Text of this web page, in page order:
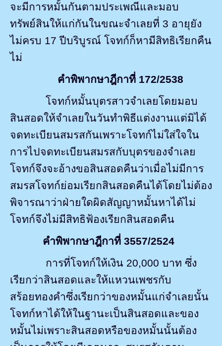
จะมีการหมั้นกันตามประเพณีและมอบ
ทรัพย์สินให้แก่กันในขณะจำเลยที่ 3 อายุยัง
ไม่ครบ 17ปีบริบูรณ์ โจทก์ก็หามีสิทธิเรียกคืน
ไม่
คำพิพากษาฎีกาที่ 172/2538
โจทก์หมั้นบุตรสาวจำเลยโดยมอบ
สินสอดให้จำเลยในวันทำพิธีแต่งงานแต่มิได้
จดทะเบียนสมรสกันเพราะโจทก์ไม่ใส่ใจใน
การไปจดทะเบียนสมรสกับบุตรของจำเลย
โจทก์จึงจะอ้างขอสินสอดคืนว่าเมื่อไม่มีการ
สมรสโจทก์ย่อมเรียกสินสอดคืนได้โดยไม่ต้อง
พิจารณาว่าฝ่ายใดผิดสัญญาหมั้นหาได้ไม่
โจทก์จึงไม่มีสิทธิฟ้องเรียกสินสอดคืน
คำพิพากษาฎีกาที่ 3557/2524
การที่โจทก์ให้เงิน 20,000 บาท ซึ่ง
เรียกว่าสินสอดและให้แหวนเพชรกับ
สร้อยทองคำซึ่งเรียกว่าของหมั้นแก่จำเลยนั้น
โจทก์หาได้ให้ในฐานะเป็นสินสอดและของ
หมั้นไม่เพราะสินสอดหรือของหมั้นนั้นต้อง